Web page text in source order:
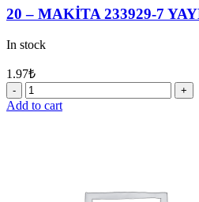
20 – MAKİTA 233929-7
In stock
1.97₺
20
-
Add to cart